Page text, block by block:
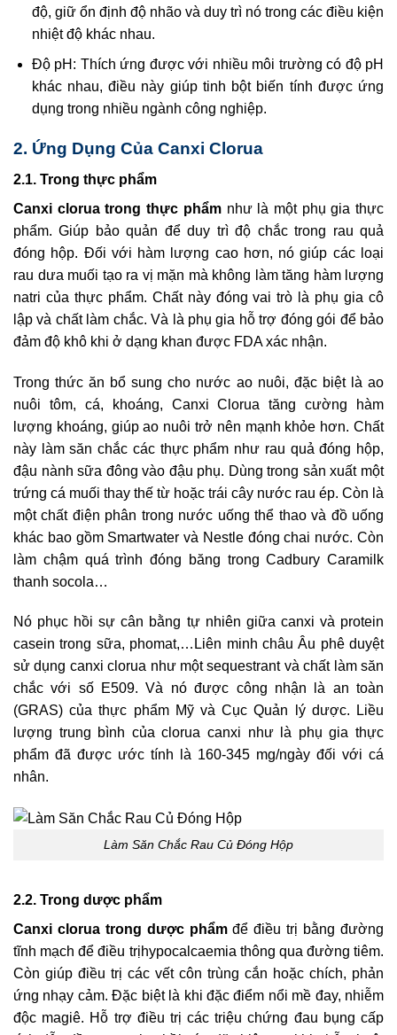
độ, giữ ổn định độ nhão và duy trì nó trong các điều kiện
nhiệt độ khác nhau.
Độ pH: Thích ứng được với nhiều môi trường có độ pH
khác nhau, điều này giúp tinh bột biến tính được ứng
dụng trong nhiều ngành công nghiệp.
2. Ứng Dụng Của Canxi Clorua
2.1. Trong thực phẩm
Canxi clorua trong thực phẩmnhư là một phụ gia thực
phẩm. Giúp bảo quản để duy trì độ chắc trong rau quả
đóng hộp. Đối với hàm lượng cao hơn, nó giúp các loại
rau dưa muối tạo ra vị mặn mà không làm tăng hàm lượng
natri của thực phẩm. Chất này đóng vai trò là phụ gia cô
lập và chất làm chắc. Và là phụ gia hỗ trợ đóng gói để bảo
đảm độ khô khi ở dạng khan được FDA xác nhận.
Trong thức ăn bổ sung cho nước ao nuôi, đặc biệt là ao
nuôi tôm, cá, khoáng, Canxi Clorua tăng cường hàm
lượng khoáng, giúp ao nuôi trở nên mạnh khỏe hơn. Chất
này làm săn chắc các thực phẩm như rau quả đóng hộp,
đậu nành sữa đông vào đậu phụ. Dùng trong sản xuất một
trứng cá muối thay thế từ hoặc trái cây nước rau ép. Còn là
một chất điện phân trong nước uống thể thao và đồ uống
khác bao gồm Smartwater và Nestle đóng chai nước. Còn
làm chậm quá trình đóng băng trong Cadbury Caramilk
thanh socola…
Nó phục hồi sự cân bằng tự nhiên giữa canxi và protein
casein trong sữa, phomat,…Liên minh châu Âu phê duyệt
sử dụng canxi clorua như một sequestrant và chất làm săn
chắc với số E509. Và nó được công nhận là an toàn
(GRAS) của thực phẩm Mỹ và Cục Quản lý dược. Liều
lượng trung bình của clorua canxi như là phụ gia thực
phẩm đã được ước tính là 160-345 mg/ngày đối với cá
nhân.
Làm Săn Chắc Rau Củ Đóng Hộp
2.2. Trong dược phẩm
Canxi clorua trong dược phẩmđể điều trị bằng đường
tĩnh mạch để điều trịhypocalcaemia thông qua đường tiêm.
Còn giúp điều trị các vết côn trùng cắn hoặc chích, phản
ứng nhạy cảm. Đặc biệt là khi đặc điểm nổi mề đay, nhiễm
độc magiê. Hỗ trợ điều trị các triệu chứng đau bụng cấp